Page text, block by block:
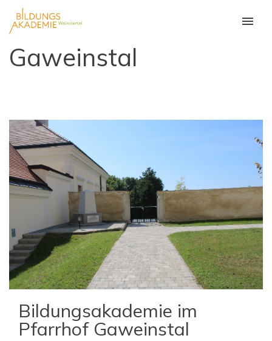
Gaweinstal
Bildungsakademie im
Pfarrhof Gaweinstal